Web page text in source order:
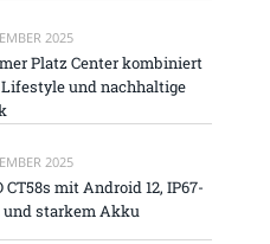
2025
Platz Center kombiniert
und nachhaltige
2025
CT58s mit Android 12, IP67-
und starkem Akku